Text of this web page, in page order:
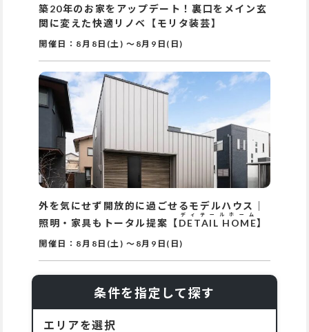
築20年のお家をアップデート！裏口をメイン玄
関に変えた快適リノベ【モリタ装芸】
開催日： 8月8日(土) ～ 8月9日(日)
外を気にせず開放的に過ごせるモデルハウス｜
照明・家具もトータル提案【DETAIL HOME
ディテールホーム
】
開催日： 8月8日(土) ～ 8月9日(日)
条件を指定して探す
エリアを選択